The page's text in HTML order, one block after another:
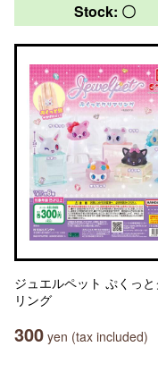
Stock: 〇
ジュエルペット ぷくっ
リング
300 yen (tax included)